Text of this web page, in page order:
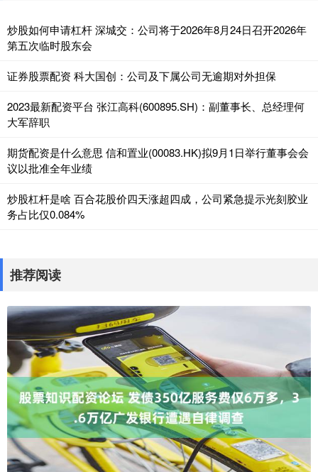
炒股如何申请杠杆 深城交：公司将于2026年8月24日召开2026年
第五次临时股东会
证券股票配资 科大国创：公司及下属公司无逾期对外担保
2023最新配资平台 张江高科(600895.SH)：副董事长、总经理何
大军辞职
期货配资是什么意思 信和置业(00083.HK)拟9月1日举行董事会会
议以批准全年业绩
炒股杠杆是啥 百合花股价四天涨超四成，公司紧急提示光刻胶业
务占比仅0.084%
推荐阅读